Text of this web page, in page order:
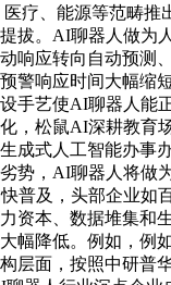
疗、能源等范畴推
拔。AI聊器人做为
响应转向自动预测
警响应时间大幅缩
手艺使AI聊器人能
，松鼠AI深耕教育
成式人工智能办事
势，AI聊器人将做
普及，头部企业如
资本、数据堆集和
幅降低。例如，例
层面，按照中研普